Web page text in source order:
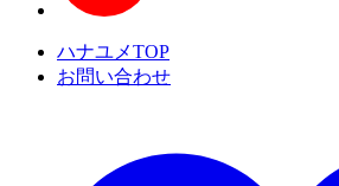
ハナユメTOP
お問い合わせ